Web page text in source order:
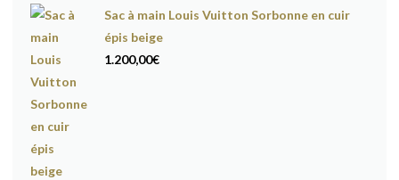
Sac à main Louis Vuitton Sorbonne en cuir
épis beige
1.200,00€